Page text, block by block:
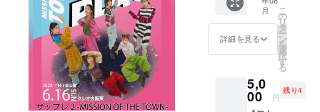
(4歳か
ら小学
生低学
年まで)
日程 ・
11:30〜
12:30
場所 :
月
詳細を見る
こ
の
リ
タ
ー
ン
を
選
択
す
る
5,0
00 円
残り4